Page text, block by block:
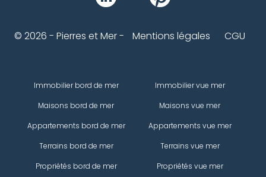
© 2026 - Pierres et Mer - Mentions légales CGU
Immobilier bord de mer
Maisons bord de mer
Appartements bord de mer
Terrains bord de mer
Propriétés bord de mer
Immobilier vue mer
Maisons vue mer
Appartements vue mer
Terrains vue mer
Propriétés vue mer